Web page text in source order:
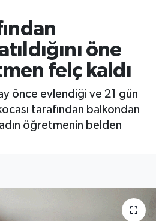
öne
felç kaldı
önce evlendiği ve 21 gün
tarafından balkondan
öğretmenin belden